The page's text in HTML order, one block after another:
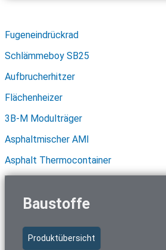
Fugeneindrückrad
Schlämmeboy SB25
Aufbrucherhitzer
Flächenheizer
3B-M Modulträger
Asphaltmischer AMI
Asphalt Thermocontainer
Baustoffe
Produktübersicht